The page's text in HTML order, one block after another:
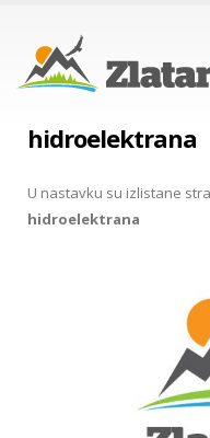
hidroelektrana
U nastavku su izlistane
hidroelektrana